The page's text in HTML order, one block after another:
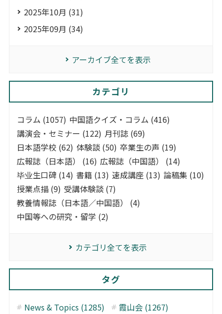
2025年10月 (31)
2025年09月 (34)
アーカイブ全てを表示
カテゴリ
コラム (1057) 中国語クイズ・コラム (416)
講演会・セミナー (122) 月刊誌 (69)
日本語学校 (62) 体験談 (50) 卒業生の声 (19)
広報誌（日本語） (16) 広報誌（中国語） (14)
毕业生口碑 (14) 書籍 (13) 速成講座 (13) 論稿集 (10)
授業点描 (9) 受講体験談 (7)
教養情報誌（日本語／中国語） (4)
中国等への研究・留学 (2)
カテゴリ全てを表示
タグ
News & Topics (1285)
霞山会 (1267)